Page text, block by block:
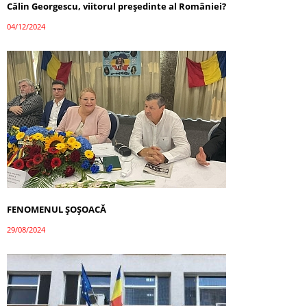
Călin Georgescu, viitorul președinte al României?
04/12/2024
FENOMENUL ȘOȘOACĂ
29/08/2024